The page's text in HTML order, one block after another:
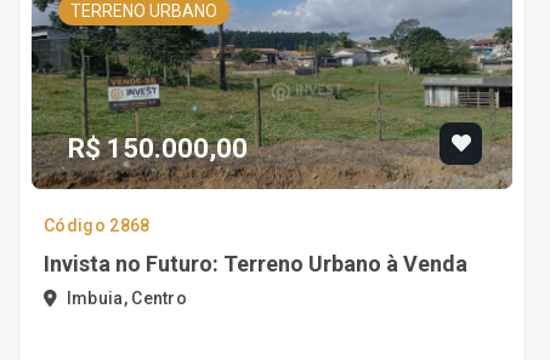
TERRENO URBANO
R$ 150.000,00
Código 2868
Invista no Futuro: Terreno Urbano à Venda
Imbuia, Centro